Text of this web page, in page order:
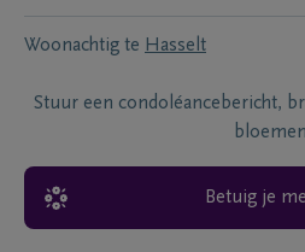
Woonachtig te Hasselt
Stuur een condoléancebericht,
bloemen
Betuig je